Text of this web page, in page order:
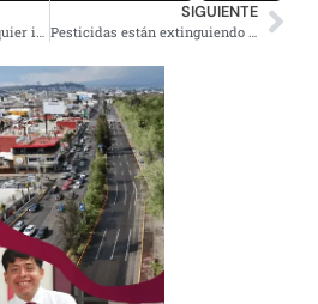
Mireles rechazaría cualquier indulto del Gobierno Federal, anuncia Talía Vázquez
SIGUIENTE
Pesticidas están extinguiendo a mariposas, peces y pájaros, expresa científico